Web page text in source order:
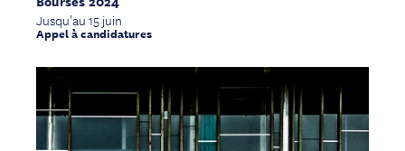
Jusqu'au 15 juin
Appel à candidatures